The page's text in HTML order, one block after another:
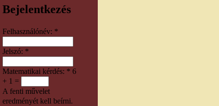
Bejelentkezés
Felhasználónév: *
Jelszó: *
Matematikai kérdés: * 6
+ 1 =
A fenti művelet
eredményét kell beírni.